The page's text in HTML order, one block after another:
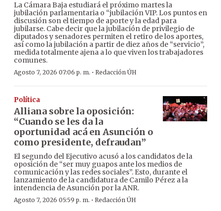
La Cámara Baja estudiará el próximo martes la
jubilación parlamentaria o “jubilación VIP. Los puntos en
discusión son el tiempo de aporte y la edad para
jubilarse. Cabe decir que la jubilación de privilegio de
diputados y senadores permiten el retiro de los aportes,
así como la jubilación a partir de diez años de “servicio”,
medida totalmente ajena a lo que viven los trabajadores
comunes.
Agosto 7, 2026 07:06 p. m. · Redacción ÚH
Política
Alliana sobre la oposición:
“Cuando se les da la
oportunidad acá en Asunción o
como presidente, defraudan”
El segundo del Ejecutivo acusó a los candidatos de la
oposición de “ser muy guapos ante los medios de
comunicación y las redes sociales”. Esto, durante el
lanzamiento de la candidatura de Camilo Pérez a la
intendencia de Asunción por la ANR.
Agosto 7, 2026 05:59 p. m. · Redacción ÚH